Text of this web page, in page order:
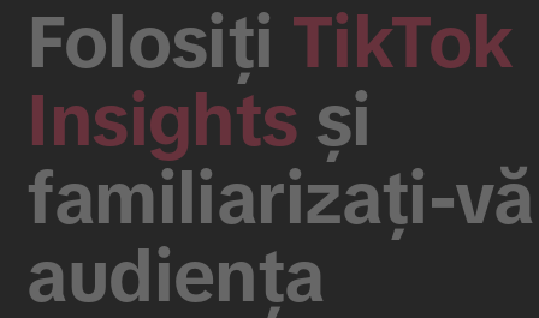
Folosiți TikTok
Insights și
familiarizați-
audiența